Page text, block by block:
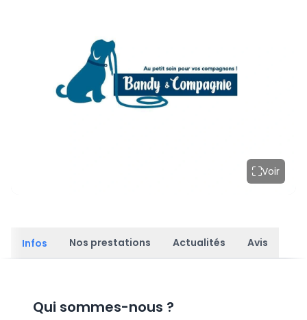
Voir
Infos Nos prestations Actualités Avis
Qui sommes-nous ?